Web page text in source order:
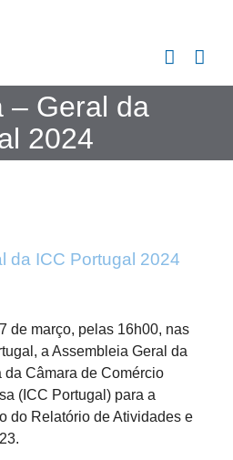
– Geral da
2024
da ICC Portugal 2024
de março, pelas 16h00, nas
a Assembleia Geral da
Câmara de Comércio
(ICC Portugal) para a
do Relatório de Atividades e